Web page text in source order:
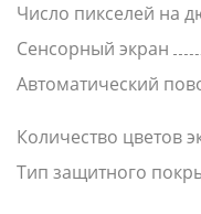
Число пикселей на
Сенсорный экран
Автоматический
Количество цветов
Тип защитного